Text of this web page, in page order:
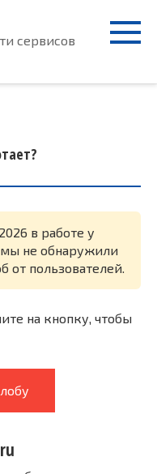
сервисов
в работе у
не обнаружили
от пользователей.
на кнопку, чтобы